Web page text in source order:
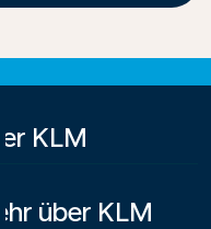
KLM
über KLM